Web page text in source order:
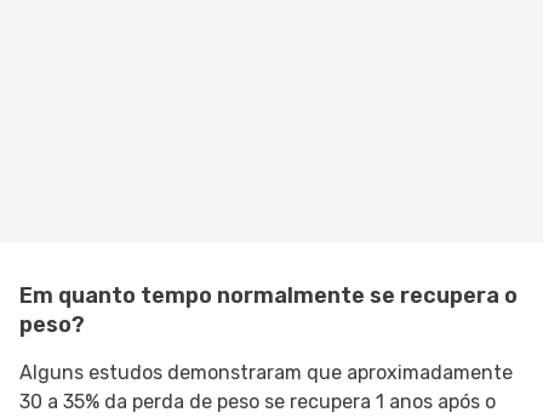
Em quanto tempo normalmente se recupera o
peso?
Alguns estudos demonstraram que aproximadamente
30 a 35% da perda de peso se recupera 1 anos após o